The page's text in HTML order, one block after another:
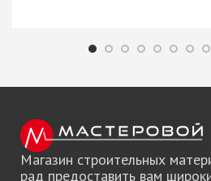
Магазин строительных
рад предоставить вам